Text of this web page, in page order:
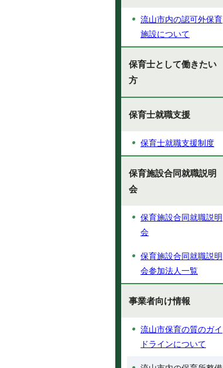
流山市内の認可外保育
施設について
保育士として働きたい
方
保育士就職支援
保育士就職支援制度
保育施設合同就職説明
会
保育施設合同就職説明
会
保育施設合同就職説明
会参加法人一覧
事業者向け情報
流山市保育の質のガイ
ドラインについて